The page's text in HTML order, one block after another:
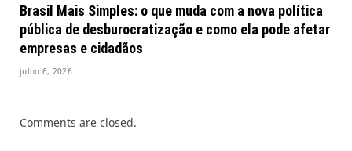
Brasil Mais Simples: o que muda com a nova política
pública de desburocratização e como ela pode afetar
empresas e cidadãos
julho 6, 2026
Comments are closed.